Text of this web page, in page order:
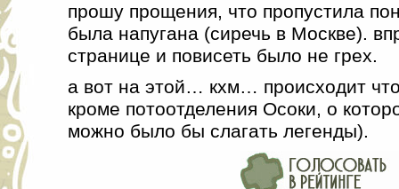
прошу прощения, что пропустила
была напугана (сиречь в Москве).
странице и повисеть было не грех.
а вот на этой… кхм… происходит
кроме потоотделения Осоки, о
можно было бы слагать легенды).